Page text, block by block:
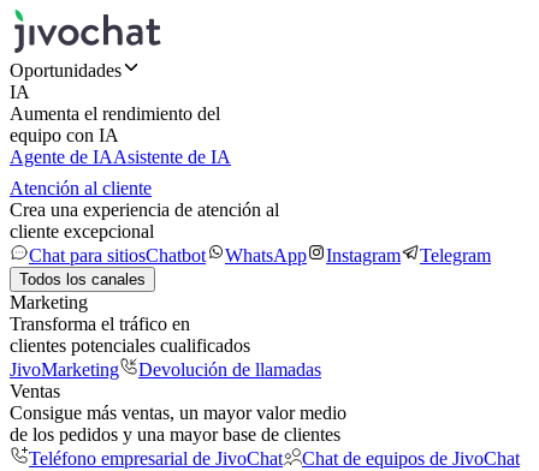
Oportunidades
IA
Aumenta el rendimiento del
equipo con IA
Agente de IAAsistente de IA
Atención al cliente
Crea una experiencia de atención al
cliente excepcional
Chat para sitiosChatbot WhatsApp Instagram Telegram
Todos los canales
Marketing
Transforma el tráfico en
clientes potenciales cualificados
JivoMarketing
Devolución de llamadas
Ventas
Consigue más ventas, un mayor valor medio
de los pedidos y una mayor base de clientes
Teléfono empresarial de JivoChat
Chat de equipos de JivoChat